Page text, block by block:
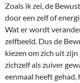
Zoals ik zei, de
door een zelf of
Wat er wordt
zelfbeeld. Dus de
kiezen om zich uit
zichzelf als zuiver
eenmaal heeft